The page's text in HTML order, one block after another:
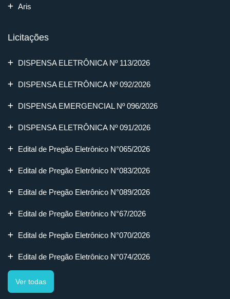
Aris
Licitações
DISPENSA ELETRÔNICA Nº 113/2026
DISPENSA ELETRÔNICA Nº 092/2026
DISPENSA EMERGENCIAL Nº 096/2026
DISPENSA ELETRÔNICA Nº 091/2026
Edital de Pregão Eletrônico N°065/2026
Edital de Pregão Eletrônico N°083/2026
Edital de Pregão Eletrônico N°089/2026
Edital de Pregão Eletrônico N°67/2026
Edital de Pregão Eletrônico N°070/2026
Edital de Pregão Eletrônico N°074/2026
Ver todas